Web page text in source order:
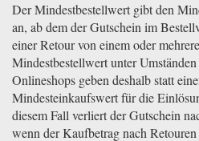
Der Mindestbestellwert gibt den
an, ab dem der Gutschein im
einer Retour von einem oder
Mindestbestellwert unter
Onlineshops geben deshalb statt
Mindesteinkaufswert für die
diesem Fall verliert der Gutschein
wenn der Kaufbetrag nach Retouren